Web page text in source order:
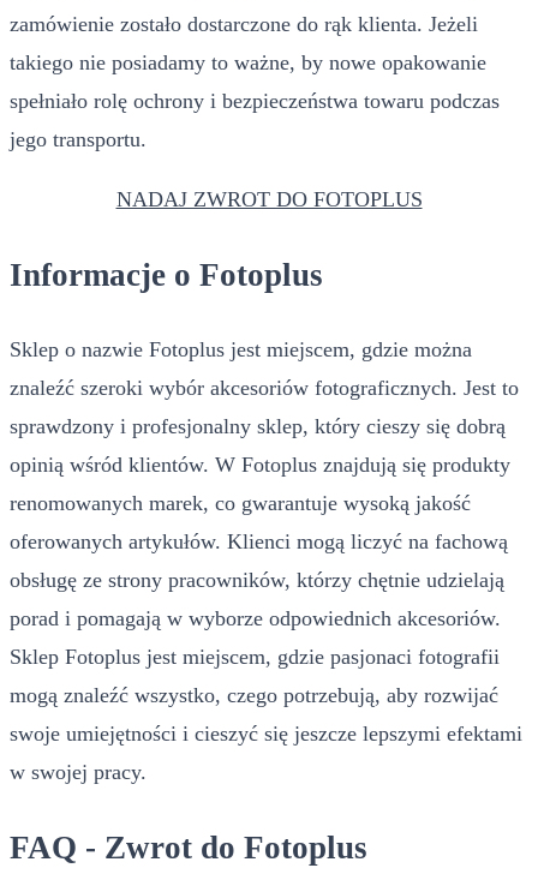
zamówienie zostało dostarczone do rąk klienta. Jeżeli
takiego nie posiadamy to ważne, by nowe opakowanie
spełniało rolę ochrony i bezpieczeństwa towaru podczas
jego transportu.
NADAJ ZWROT DO FOTOPLUS
Informacje o Fotoplus
Sklep o nazwie Fotoplus jest miejscem, gdzie można
znaleźć szeroki wybór akcesoriów fotograficznych. Jest to
sprawdzony i profesjonalny sklep, który cieszy się dobrą
opinią wśród klientów. W Fotoplus znajdują się produkty
renomowanych marek, co gwarantuje wysoką jakość
oferowanych artykułów. Klienci mogą liczyć na fachową
obsługę ze strony pracowników, którzy chętnie udzielają
porad i pomagają w wyborze odpowiednich akcesoriów.
Sklep Fotoplus jest miejscem, gdzie pasjonaci fotografii
mogą znaleźć wszystko, czego potrzebują, aby rozwijać
swoje umiejętności i cieszyć się jeszcze lepszymi efektami
w swojej pracy.
FAQ - Zwrot do Fotoplus